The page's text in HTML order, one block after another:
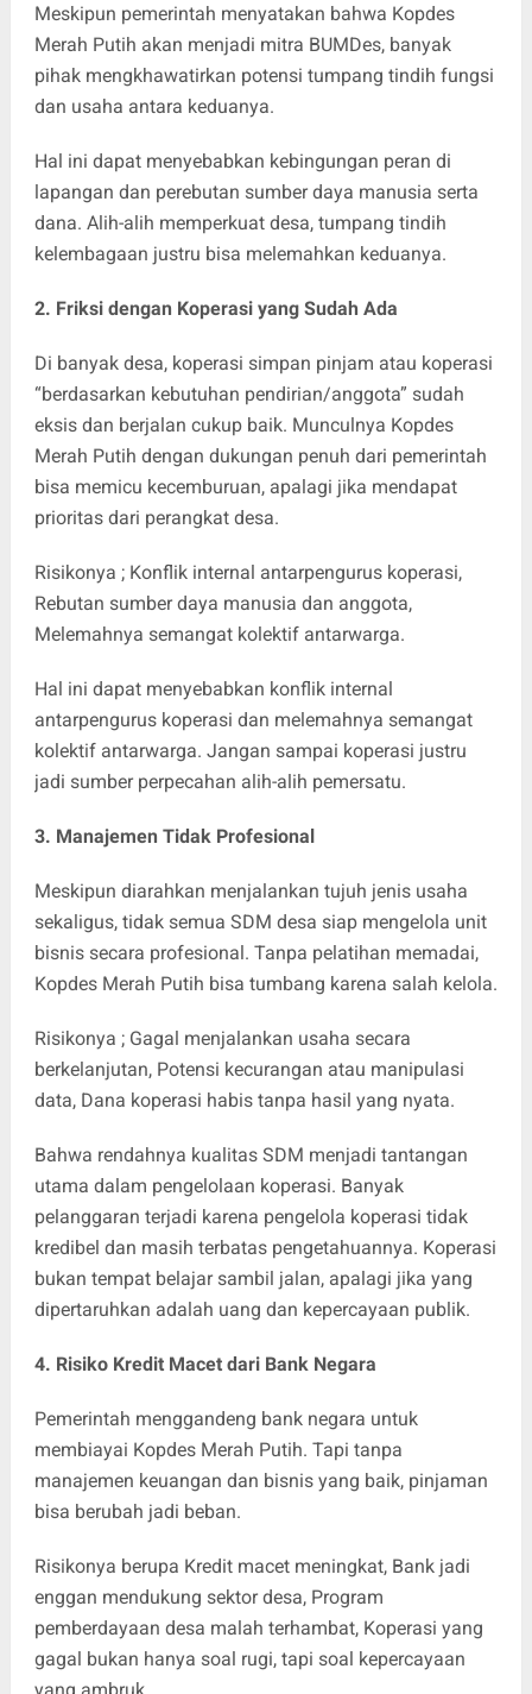
Meskipun pemerintah menyatakan bahwa Kopdes
Merah Putih akan menjadi mitra BUMDes, banyak
pihak mengkhawatirkan potensi tumpang tindih fungsi
dan usaha antara keduanya.
Hal ini dapat menyebabkan kebingungan peran di
lapangan dan perebutan sumber daya manusia serta
dana. Alih-alih memperkuat desa, tumpang tindih
kelembagaan justru bisa melemahkan keduanya.
2. Friksi dengan Koperasi yang Sudah Ada
Di banyak desa, koperasi simpan pinjam atau koperasi
“berdasarkan kebutuhan pendirian/anggota” sudah
eksis dan berjalan cukup baik. Munculnya Kopdes
Merah Putih dengan dukungan penuh dari pemerintah
bisa memicu kecemburuan, apalagi jika mendapat
prioritas dari perangkat desa.
Risikonya ; Konflik internal antarpengurus koperasi,
Rebutan sumber daya manusia dan anggota,
Melemahnya semangat kolektif antarwarga.
Hal ini dapat menyebabkan konflik internal
antarpengurus koperasi dan melemahnya semangat
kolektif antarwarga. Jangan sampai koperasi justru
jadi sumber perpecahan alih-alih pemersatu.
3. Manajemen Tidak Profesional
Meskipun diarahkan menjalankan tujuh jenis usaha
sekaligus, tidak semua SDM desa siap mengelola unit
bisnis secara profesional. Tanpa pelatihan memadai,
Kopdes Merah Putih bisa tumbang karena salah kelola.
Risikonya ; Gagal menjalankan usaha secara
berkelanjutan, Potensi kecurangan atau manipulasi
data, Dana koperasi habis tanpa hasil yang nyata.
Bahwa rendahnya kualitas SDM menjadi tantangan
utama dalam pengelolaan koperasi. Banyak
pelanggaran terjadi karena pengelola koperasi tidak
kredibel dan masih terbatas pengetahuannya. Koperasi
bukan tempat belajar sambil jalan, apalagi jika yang
dipertaruhkan adalah uang dan kepercayaan publik.
4. Risiko Kredit Macet dari Bank Negara
Pemerintah menggandeng bank negara untuk
membiayai Kopdes Merah Putih. Tapi tanpa
manajemen keuangan dan bisnis yang baik, pinjaman
bisa berubah jadi beban.
Risikonya berupa Kredit macet meningkat, Bank jadi
enggan mendukung sektor desa, Program
pemberdayaan desa malah terhambat, Koperasi yang
gagal bukan hanya soal rugi, tapi soal kepercayaan